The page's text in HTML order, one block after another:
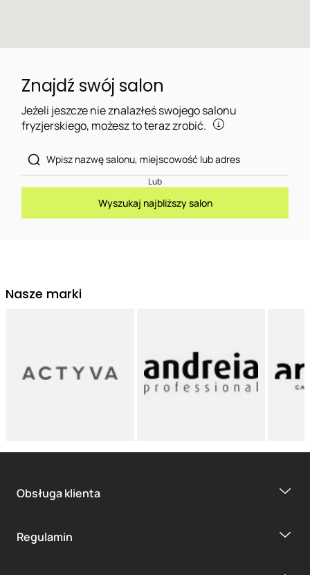
Znajdź swój salon
Jeżeli jeszcze nie znalazłeś swojego salonu
fryzjerskiego, możesz to teraz zrobić.
Lub
Wyszukaj najbliższy salon
Nasze marki
Obsługa klienta
Regulamin